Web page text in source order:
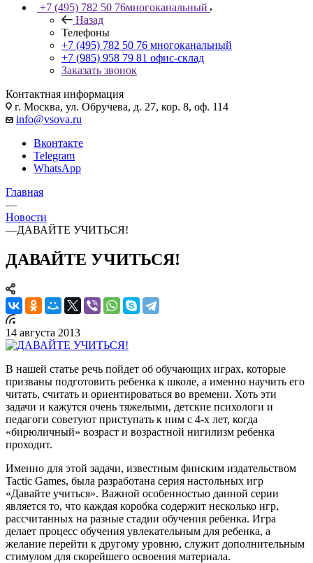
+7 (495) 782 50 76многоканальный
Назад
Телефоны
+7 (495) 782 50 76 многоканальный
+7 (985) 958 79 81 офис-склад
Заказать звонок
Контактная информация
г. Москва, ул. Обручева, д. 27, кор. 8, оф. 114
info@vsova.ru
Вконтакте
Telegram
WhatsApp
Главная
—
Новости
—ДАВАЙТЕ УЧИТЬСЯ!
ДАВАЙТЕ УЧИТЬСЯ!
14 августа 2013
В нашей статье речь пойдет об обучающих играх, которые
призваны подготовить ребенка к школе, а именно научить его
читать, считать и ориентироваться во времени. Хоть эти
задачи и кажутся очень тяжелыми, детские психологи и
педагоги советуют приступать к ним с 4-х лет, когда
«бирюличный» возраст и возрастной нигилизм ребенка
проходит.
Именно для этой задачи, известным финским издательством
Tactic Games, была разработана серия настольных игр
«Давайте учиться». Важной особенностью данной серии
является то, что каждая коробка содержит несколько игр,
рассчитанных на разные стадии обучения ребенка. Игра
делает процесс обучения увлекательным для ребенка, а
желание перейти к другому уровню, служит дополнительным
стимулом для скорейшего освоения материала.